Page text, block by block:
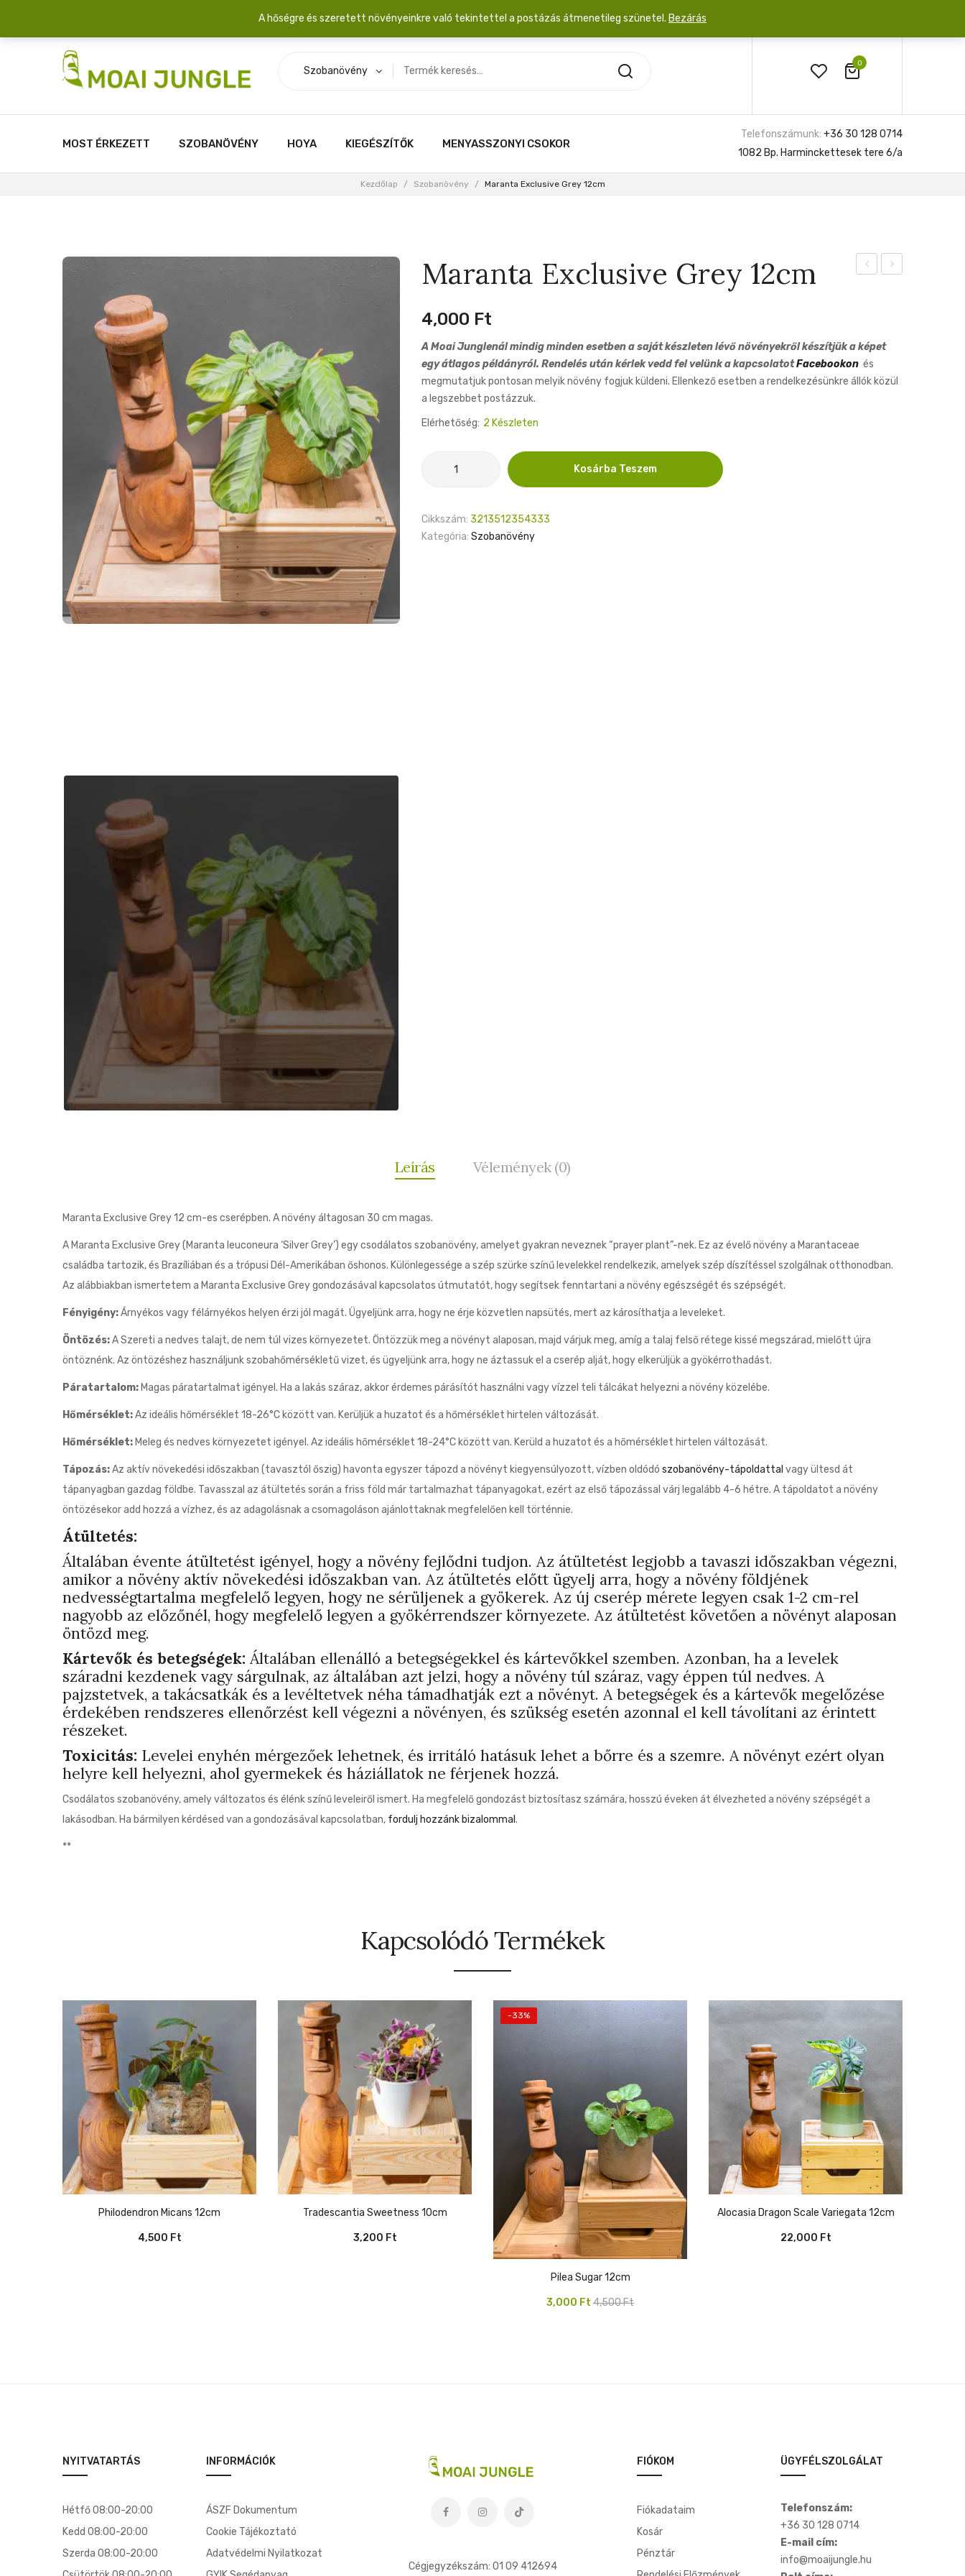
Szállítási díj: 2.200 Ft/csomag átlagosan 3-5 növény fér egy dobozba. 20.000 Ft érték felett INGYEN posta!
0
Szobanövény
MOST ÉRKEZETT SZOBANÖVÉNY HOYA KIEGÉSZÍTŐK MENYASSZONYI CSOKOR
Telefonszámunk: +36 30 128 0714
1082 Bp. Harminckettesek tere 6/a
Kezdőlap / Szobanövény / Maranta Exclusive Grey 12cm
Maranta Exclusive Grey 12cm
4,000 Ft
A Moai Junglenál mindig minden esetben a saját készleten lévő növényekről készítjük a képet
egy átlagos példányról. Rendelés után kérlek vedd fel velünk a kapcsolatotFacebookon és
megmutatjuk pontosan melyik növény fogjuk küldeni. Ellenkező esetben a rendelkezésünkre állók közül
a legszebbet postázzuk.
Elérhetőség: 2 Készleten
Exclusive
Kosárba Teszem
Cikkszám: 3213512354333
Kategória: Szobanövény
Leírás Vélemények (0)
Maranta Exclusive Grey 12 cm-es cserépben. A növény áltagosan 30 cm magas.
A Maranta Exclusive Grey (Maranta leuconeura ‘Silver Grey’) egy csodálatos szobanövény, amelyet gyakran neveznek “prayer plant”-nek. Ez az évelő növény a Marantaceae
családba tartozik, és Brazíliában és a trópusi Dél-Amerikában őshonos. Különlegessége a szép szürke színű levelekkel rendelkezik, amelyek szép díszítéssel szolgálnak otthonodban.
Az alábbiakban ismertetem a Maranta Exclusive Grey gondozásával kapcsolatos útmutatót, hogy segítsek fenntartani a növény egészségét és szépségét.
Fényigény:Árnyékos vagy félárnyékos helyen érzi jól magát. Ügyeljünk arra, hogy ne érje közvetlen napsütés, mert az károsíthatja a leveleket.
Öntözés:A Szereti a nedves talajt, de nem túl vizes környezetet. Öntözzük meg a növényt alaposan, majd várjuk meg, amíg a talaj felső rétege kissé megszárad, mielőtt újra
öntöznénk. Az öntözéshez használjunk szobahőmérsékletű vizet, és ügyeljünk arra, hogy ne áztassuk el a cserép alját, hogy elkerüljük a gyökérrothadást.
Páratartalom: Magas páratartalmat igényel. Ha a lakás száraz, akkor érdemes párásítót használni vagy vízzel teli tálcákat helyezni a növény közelébe.
Hőmérséklet:Az ideális hőmérséklet 18-26°C között van. Kerüljük a huzatot és a hőmérséklet hirtelen változását.
Hőmérséklet: Meleg és nedves környezetet igényel. Az ideális hőmérséklet 18-24°C között van. Kerüld a huzatot és a hőmérséklet hirtelen változását.
Tápozás:Az aktív növekedési időszakban (tavasztól őszig) havonta egyszer tápozd a növényt kiegyensúlyozott, vízben oldódó szobanövény-tápoldattal vagy ültesd át
tápanyagban gazdag földbe. Tavasszal az átültetés során a friss föld már tartalmazhat tápanyagokat, ezért az első tápozással várj legalább 4-6 hétre. A tápoldatot a növény
öntözésekor add hozzá a vízhez, és az adagolásnak a csomagoláson ajánlottaknak megfelelően kell történnie.
Átültetés:
Általában évente átültetést igényel, hogy a növény fejlődni tudjon. Az átültetést legjobb a tavaszi időszakban végezni,
amikor a növény aktív növekedési időszakban van. Az átültetés előtt ügyelj arra, hogy a növény földjének
nedvességtartalma megfelelő legyen, hogy ne sérüljenek a gyökerek. Az új cserép mérete legyen csak 1-2 cm-rel
nagyobb az előzőnél, hogy megfelelő legyen a gyökérrendszer környezete. Az átültetést követően a növényt alaposan
öntözd meg.
Kártevők és betegségek: Általában ellenálló a betegségekkel és kártevőkkel szemben. Azonban, ha a levelek
száradni kezdenek vagy sárgulnak, az általában azt jelzi, hogy a növény túl száraz, vagy éppen túl nedves. A
pajzstetvek, a takácsatkák és a levéltetvek néha támadhatják ezt a növényt. A betegségek és a kártevők megelőzése
érdekében rendszeres ellenőrzést kell végezni a növényen, és szükség esetén azonnal el kell távolítani az érintett
részeket.
Toxicitás: Levelei enyhén mérgezőek lehetnek, és irritáló hatásuk lehet a bőrre és a szemre. A növényt ezért olyan
helyre kell helyezni, ahol gyermekek és háziállatok ne férjenek hozzá.
Csodálatos szobanövény, amely változatos és élénk színű leveleiről ismert. Ha megfelelő gondozást biztosítasz számára, hosszú éveken át élvezheted a növény szépségét a
lakásodban. Ha bármilyen kérdésed van a gondozásával kapcsolatban, fordulj hozzánk bizalommal .
**
Kapcsolódó Termékek
Philodendron Micans 12cm
4,500 Ft
Tradescantia Sweetness 10cm
3,200 Ft
-33%
Pilea Sugar 12cm
4,500Ft
Original
3,000 FtCurrent
Alocasia Dragon Scale Variegata 12cm
22,000 Ft
NYITVATARTÁS
Hétfő 08:00-20:00
Kedd 08:00-20:00
Szerda 08:00-20:00
INFORMÁCIÓK
ÁSZF Dokumentum
Cookie Tájékoztató
Adatvédelmi Nyilatkozat
Cégjegyzékszám: 01 09 412694
FIÓKOM
Fiókadataim
Kosár
Pénztár
ÜGYFÉLSZOLGÁLAT
Telefonszám:
+36 30 128 0714
E-mail cím:
info@moaijungle.hu
A hőségre és szeretett növényeinkre való tekintettel a postázás átmenetileg szünetel. Bezárás